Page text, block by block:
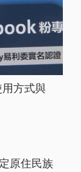
方式與
原住民族